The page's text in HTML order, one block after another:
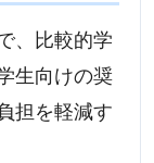
、比較的学
生向けの奨
担を軽減す